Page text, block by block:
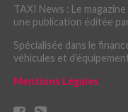
TAXI News : Le
une publication éditée
Spécialisée dans le
véhicules et
Mentions Légales